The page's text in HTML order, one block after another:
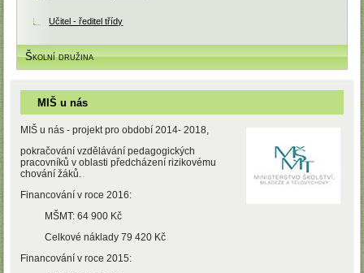
Učitel - ředitel třídy
Školní družina
MIŠ u nás
MIŠ u nás - projekt pro období 2014- 2018,
pokračování vzdělávání pedagogických
pracovníků v oblasti předcházení rizikovému
chování žáků.
Financování v roce 2016:
MŠMT: 64 900 Kč
Celkové náklady 79 420 Kč
Financování v roce 2015: